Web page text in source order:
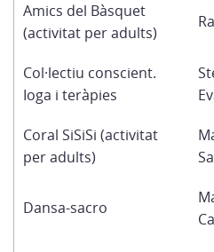
Amics del Bàsquet
(activitat per adults)
Col·lectiu conscient.
Ioga i teràpies
Coral SiSiSi (activitat
per adults)
Dansa-sacro